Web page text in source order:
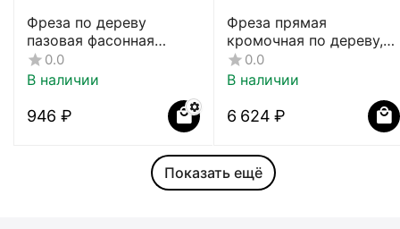
Фреза по дереву
пазовая фасонная
CTФ-2154
0.0
В наличии
‍946‍ ₽
Фреза прямая
кромочная по дереву,
8х19Dх40H мм, CTФ-121
0.0
В наличии
6 624 ₽
Показать ещё